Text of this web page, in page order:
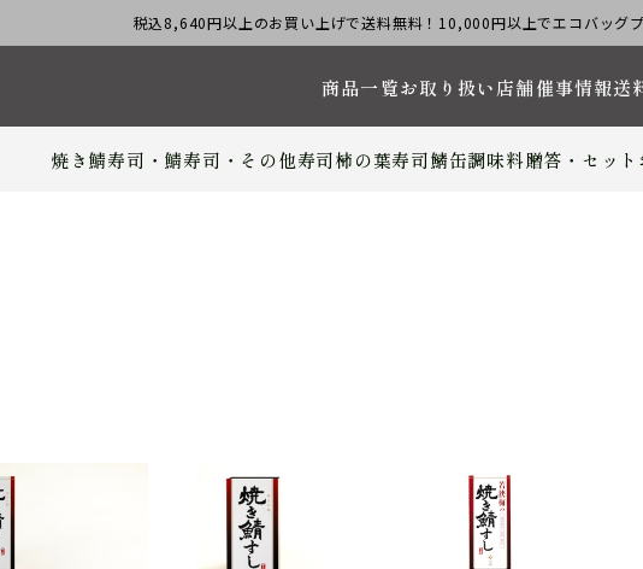
税込8,640円以上のお買い上げで送料無料！10,000円以上でエコバッグ
商品一覧お取り扱い店舗催事情報送
焼き鯖寿司・鯖寿司・その他寿司柿の葉寿司鯖缶調味料贈答・セット